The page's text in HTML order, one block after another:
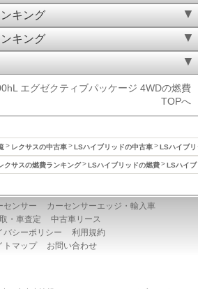
キング
キング
エグゼクティブパッケージ 4WDの燃費
TOPへ
レクサスの中古車 LSハイブリッドの中古車 LSハイブ
クサスの燃費ランキング LSハイブリッドの燃費 LSハイ
センサー
カーセンサーエッジ・輸入車
・車査定
中古車リース
バシーポリシー
利用規約
トマップ
お問い合わせ